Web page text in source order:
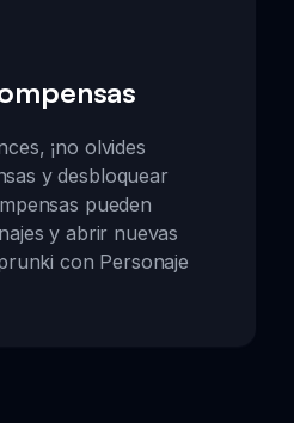
¡no olvides
y desbloquear
pueden
y abrir nuevas
con Personaje